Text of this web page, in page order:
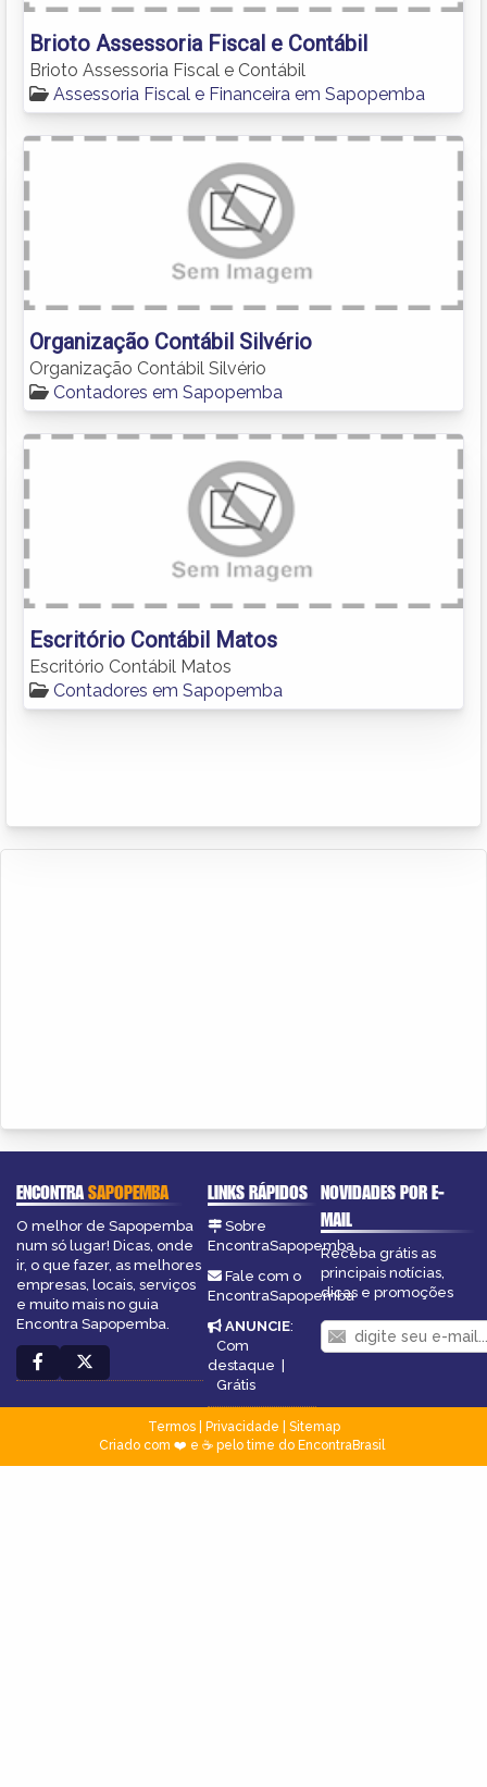
Brioto Assessoria Fiscal e Contábil
Brioto Assessoria Fiscal e Contábil
Assessoria Fiscal e Financeira em Sapopemba
Organização Contábil Silvério
Organização Contábil Silvério
Contadores em Sapopemba
Escritório Contábil Matos
Escritório Contábil Matos
Contadores em Sapopemba
ENCONTRASAPOPEMBA
O melhor de Sapopemba
num só lugar! Dicas, onde
ir, o que fazer, as melhores
empresas, locais, serviços
e muito mais no guia
Encontra Sapopemba.
LINKS RÁPIDOS
Sobre
EncontraSapopemba
Fale com o
EncontraSapopemba
ANUNCIE:
Com
destaque |
Grátis
NOVIDADES POR E-
MAIL
Receba grátis as
principais notícias,
dicas e promoções
Termos| Privacidade
Sitemap
Criado com ❤️ e ☕ pelo time do EncontraBrasil